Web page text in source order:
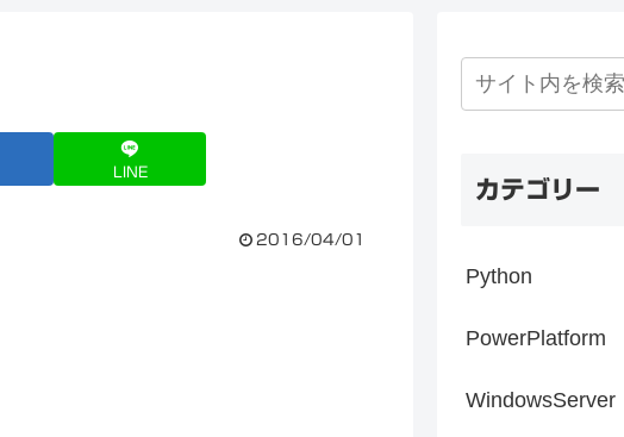
LINE
2016/04/01
カテゴリー
Python
PowerPlatform
WindowsServer